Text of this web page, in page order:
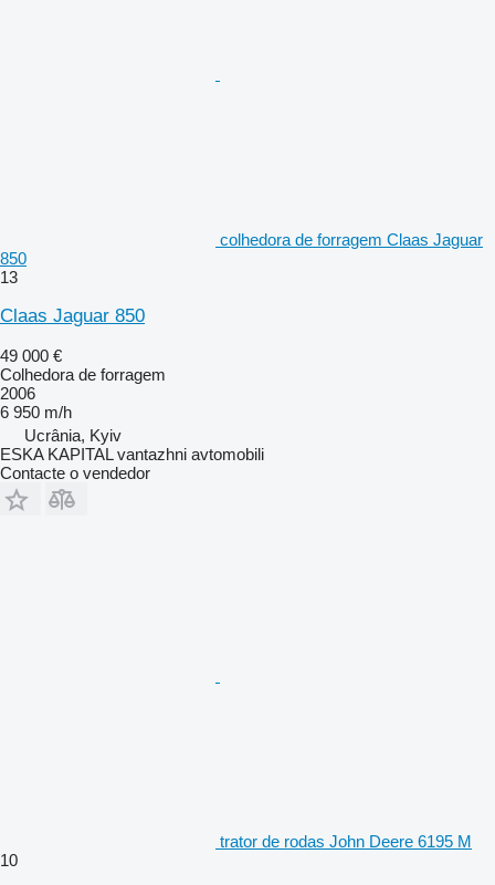
colhedora de forragem Claas Jaguar
850
13
Claas Jaguar 850
49 000 €
Colhedora de forragem
2006
6 950 m/h
Ucrânia, Kyiv
ESKA KAPITAL vantazhni avtomobili
Contacte o vendedor
trator de rodas John Deere 6195 M
10